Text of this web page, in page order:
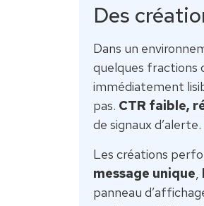
Des
Dans un
quelques fractions
immédiatement
pas. CTR faible,
de signaux d’alerte.
Les créations
message unique
panneau